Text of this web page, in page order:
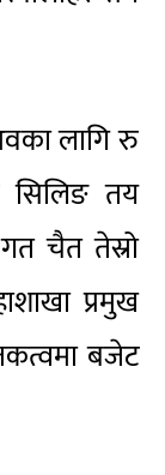
लागि रु
सिलिङ तय
चैत तेस्रो
प्रमुख
बजेट